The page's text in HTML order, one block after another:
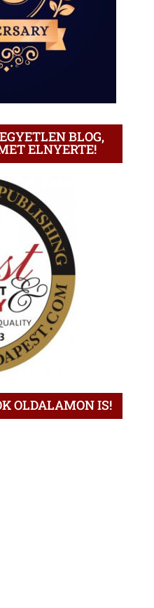
BLOG,
ELNYERTE!
OLDALAMON IS!